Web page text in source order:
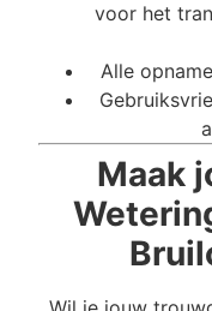
voor het
Alle
Maak